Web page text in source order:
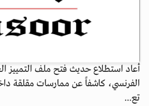
أعاد استطلاع حديث فتح ملف
الفرنسي، كاشفاً عن ممارسات مقلقة
تع...